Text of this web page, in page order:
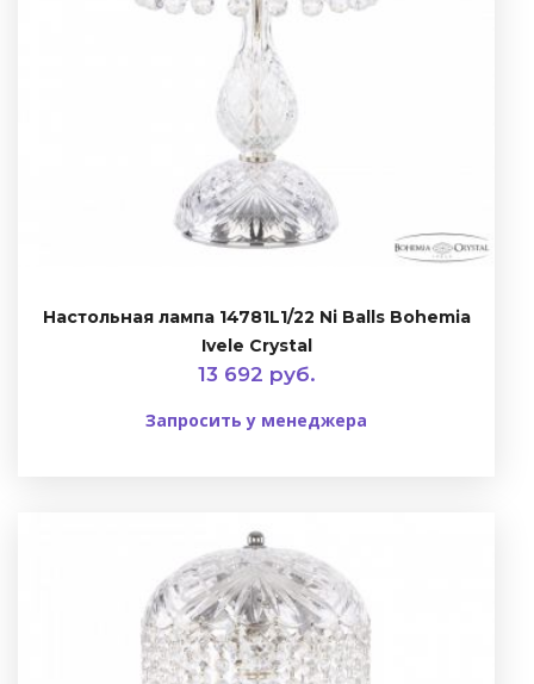
Настольная лампа 14781L1/22 Ni Balls Bohemia
Ivele Crystal
13 692 руб.
Запросить у менеджера